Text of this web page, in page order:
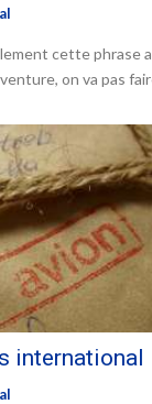
cette phrase
on va pas
international